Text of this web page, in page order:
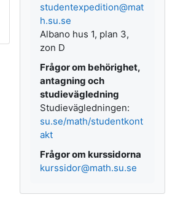
studentexpedition@mat
h.su.se
Albano hus 1, plan 3,
zon D
Frågor om behörighet,
antagning och
studievägledning
Studievägledningen:
su.se/math/studentkont
akt
Frågor om kurssidorna
kurssidor@math.su.se